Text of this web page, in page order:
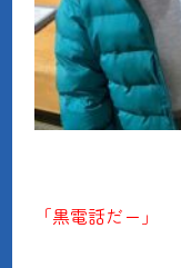
「黒電話だー」